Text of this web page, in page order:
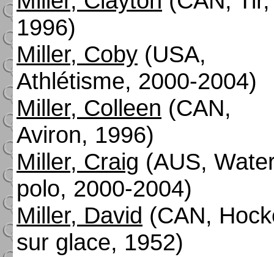
1996)
Miller, Coby (USA,
Athlétisme, 2000-2004)
Miller, Colleen (CAN,
Aviron, 1996)
Miller, Craig (AUS,
polo, 2000-2004)
Miller, David (CAN,
sur glace, 1952)